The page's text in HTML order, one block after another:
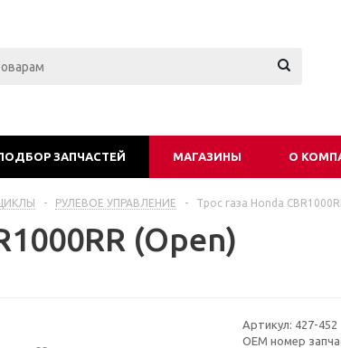
ЗАПЧАСТЕЙ МАГАЗИНЫ О
- РУЛЕВОЕ УПРАВЛЕНИЕ - Трос газа Honda
(Open)
Артикул: 427-452
OEM номер